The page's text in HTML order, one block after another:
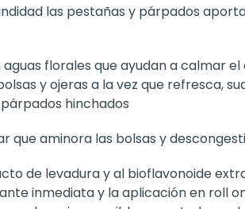
las pestañas y párpados
florales que ayudan a calmar
y ojeras a la vez que refresca,
hinchados
que aminora las bolsas y
de levadura y al bioflavonoide
inmediata y la aplicación en roll